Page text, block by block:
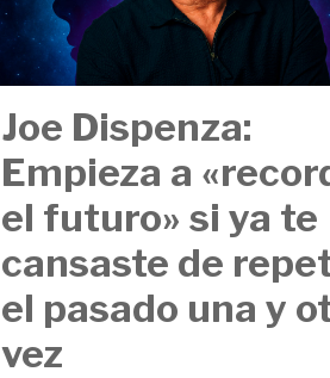
Joe Dispenza:
Empieza a
el futuro» si ya te
cansaste de
el pasado una y
vez